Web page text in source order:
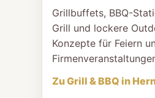
Grillbuffets, BBQ-
Grill und lockere
Konzepte für Feiern
Zu Grill & BBQ in